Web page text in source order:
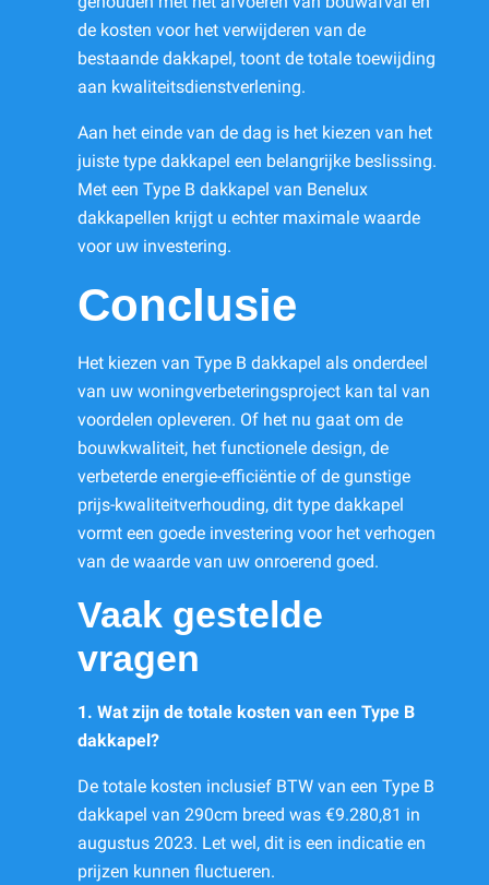
de kosten voor het verwijderen van de
bestaande dakkapel, toont de totale toewijding
aan kwaliteitsdienstverlening.
Aan het einde van de dag is het kiezen van het
juiste type dakkapel een belangrijke beslissing.
Met een Type B dakkapel van Benelux
dakkapellen krijgt u echter maximale waarde
voor uw investering.
Conclusie
Het kiezen van Type B dakkapel als onderdeel
van uw woningverbeteringsproject kan tal van
voordelen opleveren. Of het nu gaat om de
bouwkwaliteit, het functionele design, de
verbeterde energie-efficiëntie of de gunstige
prijs-kwaliteitverhouding, dit type dakkapel
vormt een goede investering voor het verhogen
van de waarde van uw onroerend goed.
Vaak gestelde
vragen
1. Wat zijn de totale kosten van een Type B
dakkapel?
De totale kosten inclusief BTW van een Type B
dakkapel van 290cm breed was €9.280,81 in
augustus 2023. Let wel, dit is een indicatie en
prijzen kunnen fluctueren.